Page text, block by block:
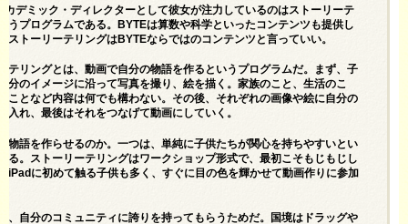
カデミック・ディレクターとして彼女が注力しているのはストーリーテ
うプログラムである。BYTEは算数や科学といったコンテンツも提供し
ストーリーテリングはBYTEならではのコンテンツと言っていい。
テリングとは、動画で自分の物語を作るというプログラムだ。まず、子
分のイメージに沿って写真を撮り、絵を描く。家族のこと、生活のこ
ことなど内容は何でも構わない。その後、それぞれの画像や絵に自分の
入れ、最後はそれをつなげて動画にしていく。
物語を作らせるのか。一つは、単純に子供たちが関心を持ちやすいとい
る。ストーリーテリングはワークショップ形式で、最初こそもじもじし
iPadに初めて触る子供も多く、すぐに目の色を輝かせて動画作りに参加
、自分のコミュニティに誇りを持ってもらうためだ。国境はドラッグや